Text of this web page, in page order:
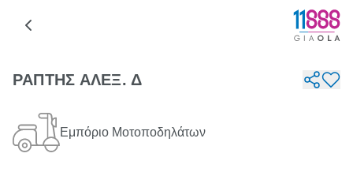
ΡΑΠΤΗΣ ΑΛΕΞ. Δ
Εμπόριο Μοτοποδηλάτων